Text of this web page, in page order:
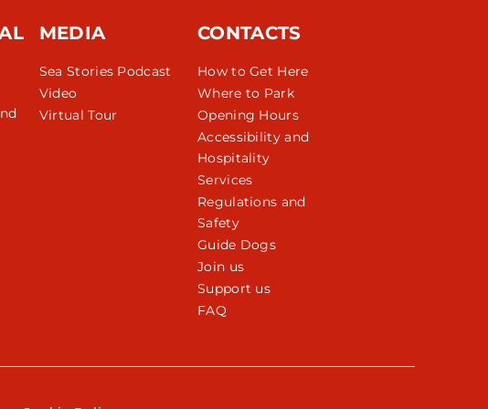
MEDIA
Sea Stories Podcast
Video
Virtual Tour
CONTACTS
How to Get Here
Where to Park
Opening Hours
Accessibility and
Hospitality
Services
Regulations and
Safety
Guide Dogs
Join us
Support us
FAQ